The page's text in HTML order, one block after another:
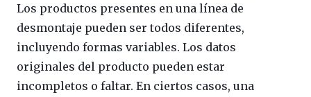
Los productos presentes en una línea de
desmontaje pueden ser todos diferentes,
incluyendo formas variables. Los datos
originales del producto pueden estar
incompletos o faltar. En ciertos casos, una